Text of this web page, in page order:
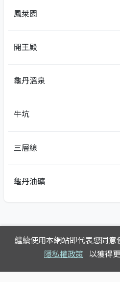
鳳萊園
開王殿
龜丹溫泉
牛坑
三層線
龜丹油礦
繼續使用本網站即代表您同
隱私權政策 以獲得